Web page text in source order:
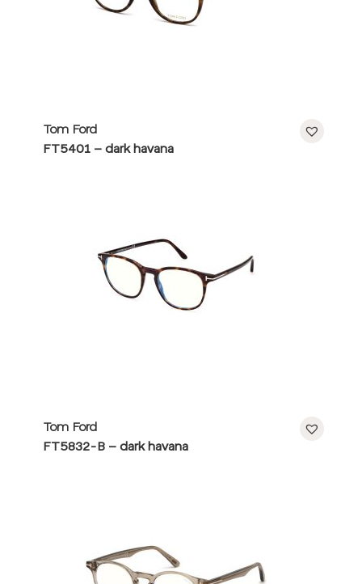
Tom Ford
FT5401 – dark havana
Tom Ford
FT5832-B – dark havana